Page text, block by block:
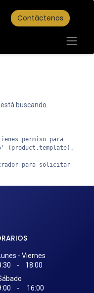
Contáctenos
buscando.
permiso para
(product.template).
para solicitar
- Viernes
- 18:00​
- 16:00